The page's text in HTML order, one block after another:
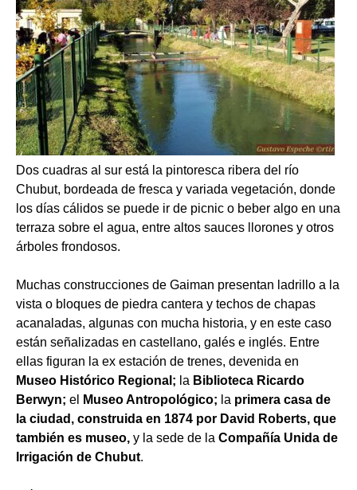
Dos cuadras al sur está la pintoresca ribera del río
Chubut, bordeada de fresca y variada vegetación, donde
los días cálidos se puede ir de picnic o beber algo en una
terraza sobre el agua, entre altos sauces llorones y otros
árboles frondosos.
Muchas construcciones de Gaiman presentan ladrillo a la
vista o bloques de piedra cantera y techos de chapas
acanaladas, algunas con mucha historia, y en este caso
están señalizadas en castellano, galés e inglés. Entre
ellas figuran la ex estación de trenes, devenida en
Museo Histórico Regional; la Biblioteca Ricardo
Berwyn; el Museo Antropológico; la primera casa de
la ciudad, construida en 1874 por David Roberts, que
también es museo, y la sede de la Compañía Unida de
Irrigación de Chubut.